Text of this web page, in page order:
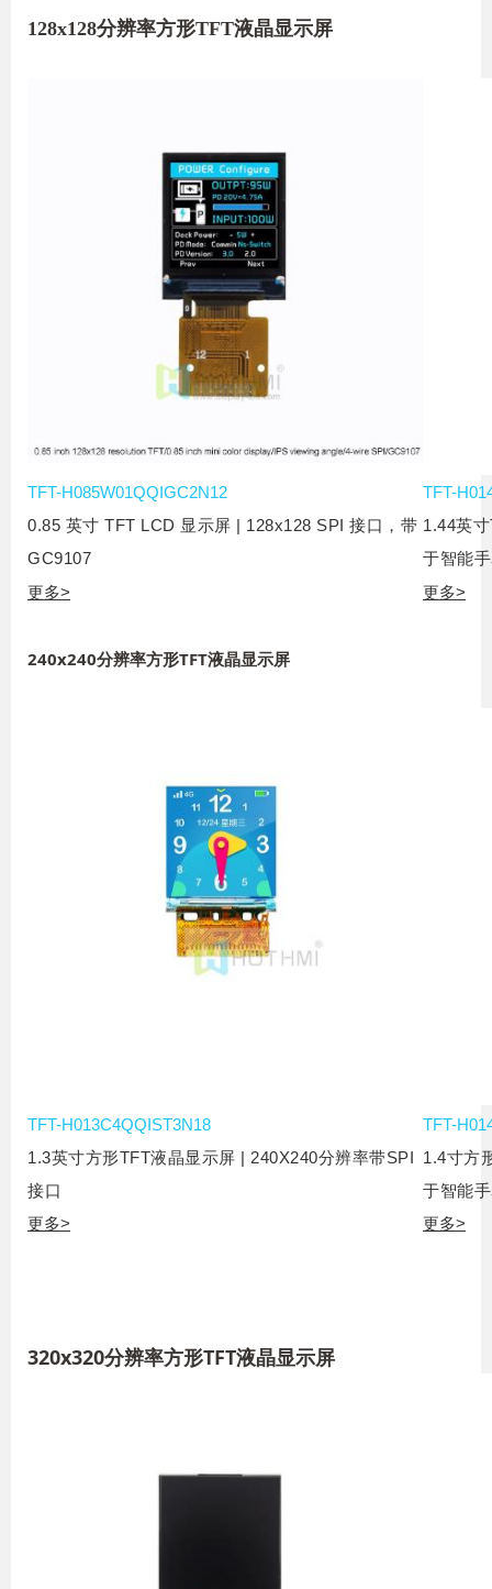
128x128分辨率方形TFT液晶显示屏
TFT-H085W01QQIGC2N12
0.85 英寸 TFT LCD 显示屏 | 128x128 SPI 接口，带
GC9107
更多>
TFT-
1.44英
于智能
更多>
240x240分辨率方形TFT液晶显示屏
TFT-H013C4QQIST3N18
1.3英寸方形TFT液晶显示屏 | 240X240分辨率带SPI
接口
更多>
TFT-
1.4寸方
于智能
更多>
320x320分辨率方形TFT液晶显示屏